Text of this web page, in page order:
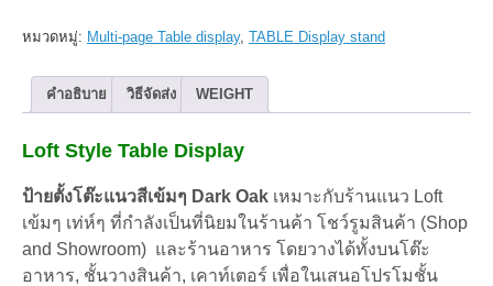
Flippo
Dark
Oak
สี
เข้ม
ชิ้น
หมวดหมู่: Multi-page Table display, TABLE Display stand
คำอธิบาย วิธีจัดส่ง WEIGHT
Loft Style Table Display
ป้ายตั้งโต๊ะแนวสีเข้มๆ Dark Oak เหมาะกับร้านแนว Loft
เข้มๆ เท่ห์ๆ ที่กำลังเป็นที่นิยมในร้านค้า โชว์รูมสินค้า (Shop
and Showroom) และร้านอาหาร โดยวางได้ทั้งบนโต๊ะ
อาหาร, ชั้นวางสินค้า, เคาท์เตอร์ เพื่อในเสนอโปรโมชั้น